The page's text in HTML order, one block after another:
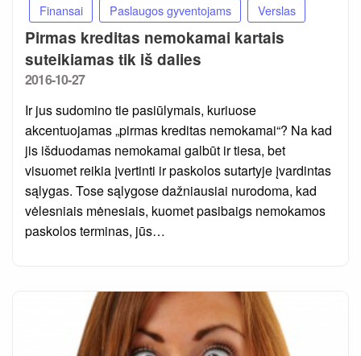
Finansai Paslaugos gyventojams Verslas
Pirmas kreditas nemokamai kartais
suteikiamas tik iš dalies
Posted
2016-10-27
Ir jus sudomino tie pasiūlymais, kuriuose
akcentuojamas „pirmas kreditas nemokamai“? Na kad
jis išduodamas nemokamai galbūt ir tiesa, bet
visuomet reikia įvertinti ir paskolos sutartyje įvardintas
sąlygas. Tose sąlygose dažniausiai nurodoma, kad
vėlesniais mėnesiais, kuomet pasibaigs nemokamos
paskolos terminas, jūs…